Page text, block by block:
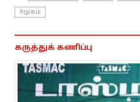
#முகம்
கருத்துக் கணிப்பு